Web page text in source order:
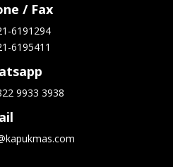
/ Fax
6191294
6195411
9933 3938